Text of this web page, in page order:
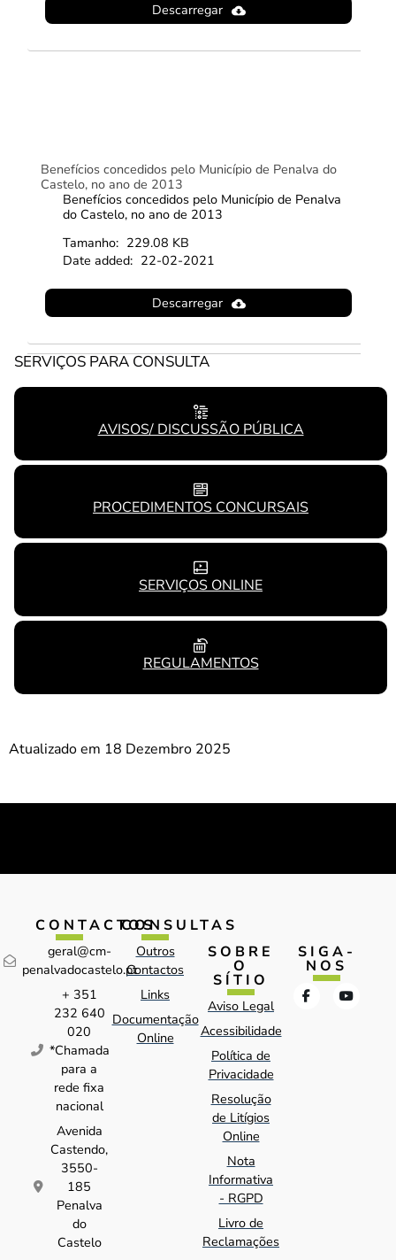
Descarregar
Benefícios concedidos pelo Município de Penalva do
Castelo, no ano de 2013
Benefícios concedidos pelo Município de Penalva
do Castelo, no ano de 2013
Tamanho: 229.08 KB
Date added: 22-02-2021
Descarregar
SERVIÇOS PARA CONSULTA
AVISOS/ DISCUSSÃO PÚBLICA
PROCEDIMENTOS CONCURSAIS
SERVIÇOS ONLINE
REGULAMENTOS
Atualizado em 18 Dezembro 2025
CONTACTOS
geral@cm-
penalvadocastelo.pt
+ 351
232 640
020
*Chamada
para a
rede fixa
nacional
Avenida
Castendo,
3550-
185
Penalva
do
Castelo
CONSULTAS
Outros
Contactos
Links
Documentação
Online
SOBRE
O
SÍTIO
Aviso Legal
Acessibilidade
Política de
Privacidade
Resolução
de Litígios
Online
Nota
Informativa
- RGPD
Livro de
Reclamações
SIGA-
NOS